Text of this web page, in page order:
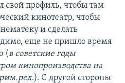
свой профиль, чтобы там
кинотеатр, чтобы
и сделать
еще не пришло время
(в советские годы
кинопроизводства на
). С другой стороны